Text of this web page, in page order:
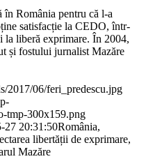
în România pentru că l-a
satisfacție la CEDO, într-
la liberă exprimare. În 2004,
și fostului jurnalist Mazăre
2017/06/feri_predescu.jpg
tmp-300x159.png
27 20:31:50România,
libertății de exprimare,
Mazăre